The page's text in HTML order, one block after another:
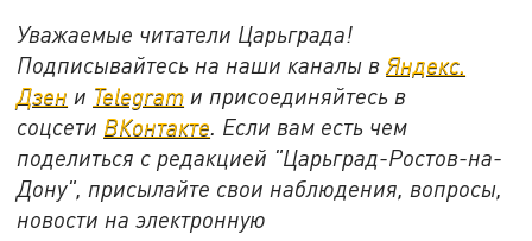
Уважаемые читатели Царьграда!
Подписывайтесь на наши каналы вЯндекс.
Дзен и Telegram и присоединяйтесь в
соцсети ВКонтакте. Если вам есть чем
поделиться с редакцией "Царьград-Ростов-на-
Дону", присылайте свои наблюдения, вопросы,
новости на электронную